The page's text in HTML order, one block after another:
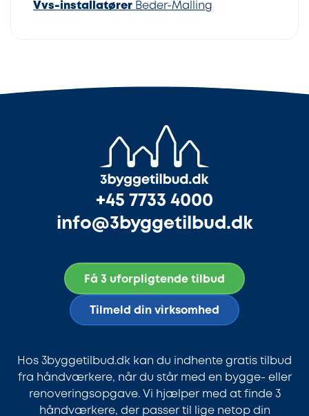
Vvs-installatører Beder-Malling
+45 7733 4000
info@3byggetilbud.dk
Få 3 uforpligtende tilbud
Tilmeld din virksomhed
Hos 3byggetilbud.dk kan du indhente gratis tilbud
fra håndværkere, når du står med en bygge- eller
renoveringsopgave. Vi hjælper med at finde 3
håndværkere, der passer til lige netop din